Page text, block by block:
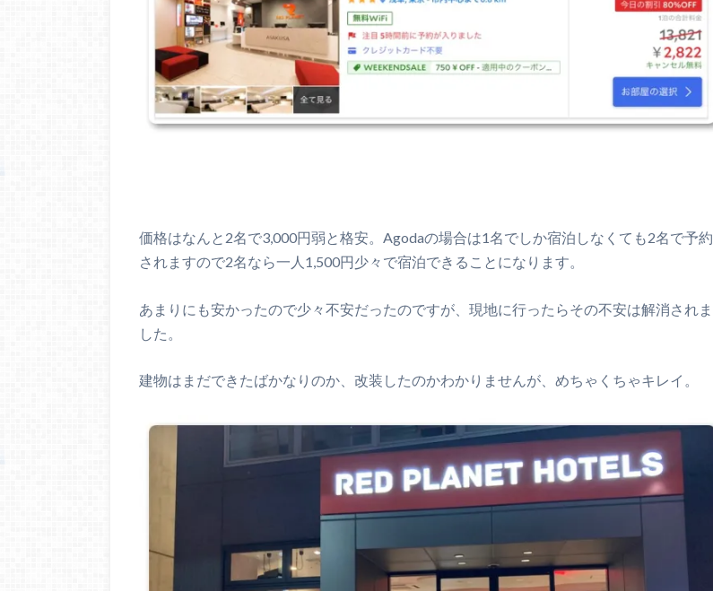
価格はなんと2名で3,000円弱と格安。Agodaの場合は1名でしか宿泊しなくても2名で予約
されますので2名なら一人1,500円少々で宿泊できることになります。
あまりにも安かったので少々不安だったのですが、現地に行ったらその不安は解消されま
した。
建物はまだできたばかなりのか、改装したのかわかりませんが、めちゃくちゃキレイ。